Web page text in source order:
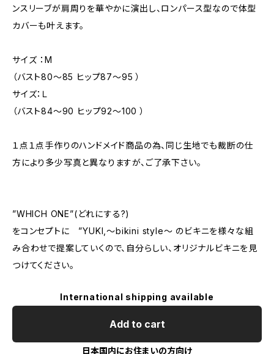
ンスリーブが肩周りを華やかに演出し、ロンパース型なので体型
カバーも叶えます。
サイズ ：M
（バスト80〜85 ヒップ87〜95 ）
サイズ：Ｌ
（バスト84〜90 ヒップ92〜100 ）
１点１点手作りのハンドメイド商品の為、同じ生地でも裁断の仕
方により多少写真と異なりますが、ご了承下さい。
”WHICH ONE”(どれにする?)
をコンセプトに ”YUKI,～bikini style～ のビキニを様々な組
み合わせで提案していくので、自分らしい、オリジナルビキニを見
つけてください。
International shipping available
Add to cart
日本国内にお住まいの方向け